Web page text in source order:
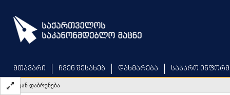
main
content
მთავარი ჩვენ შესახებ დახმარება საჯარო
უკან დაბრუნება